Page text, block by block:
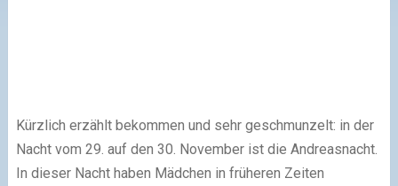
Kürzlich erzählt bekommen und sehr geschmunzelt: in der
Nacht vom 29. auf den 30. November ist die Andreasnacht.
In dieser Nacht haben Mädchen in früheren Zeiten